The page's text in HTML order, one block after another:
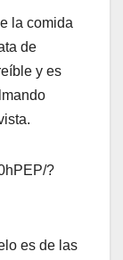
la comida
de
y es
?
es de las